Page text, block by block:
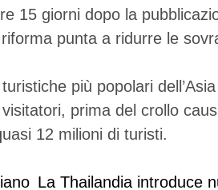
15 giorni dopo la
punta a ridurre le
più popolari
prima del crollo
12 milioni di turisti.
La Thailandia introduce